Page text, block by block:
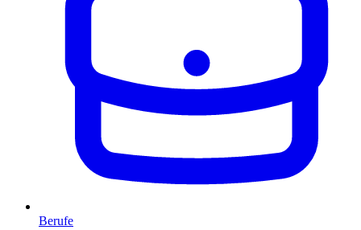
Berufe